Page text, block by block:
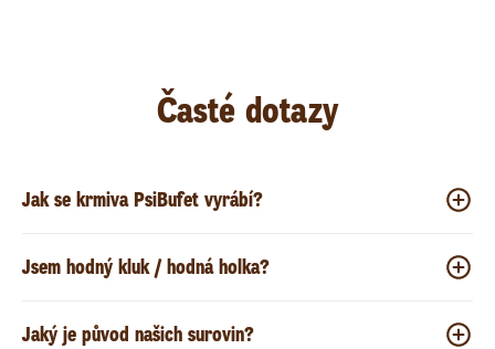
Časté dotazy
Jak se krmiva PsiBufet vyrábí?
Jsem hodný kluk / hodná holka?
Jaký je původ našich surovin?